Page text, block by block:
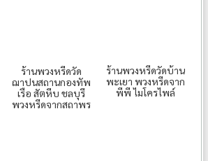
ร้านพวงหรีดวัด
ฌาปนสถานกองทัพ
เรือ สัตหีบ ชลบุรี
พวงหรีดจากสถาพร
ร้านพวงหรีดวัดบ้าน
พะเยา พวงหรีดจาก
พีพี ไมโครไพล์